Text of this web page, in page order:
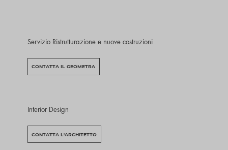
Servizio Ristrutturazione e nuove costruzioni
CONTATTA IL GEOMETRA
Interior Design
CONTATTA L'ARCHITETTO